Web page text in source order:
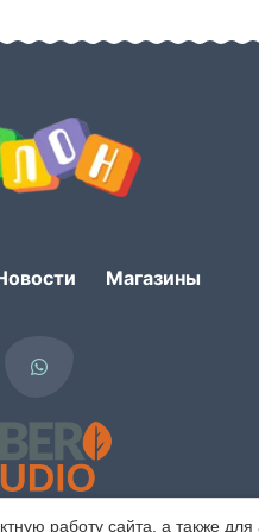
работу сайта, а также для
Магазины